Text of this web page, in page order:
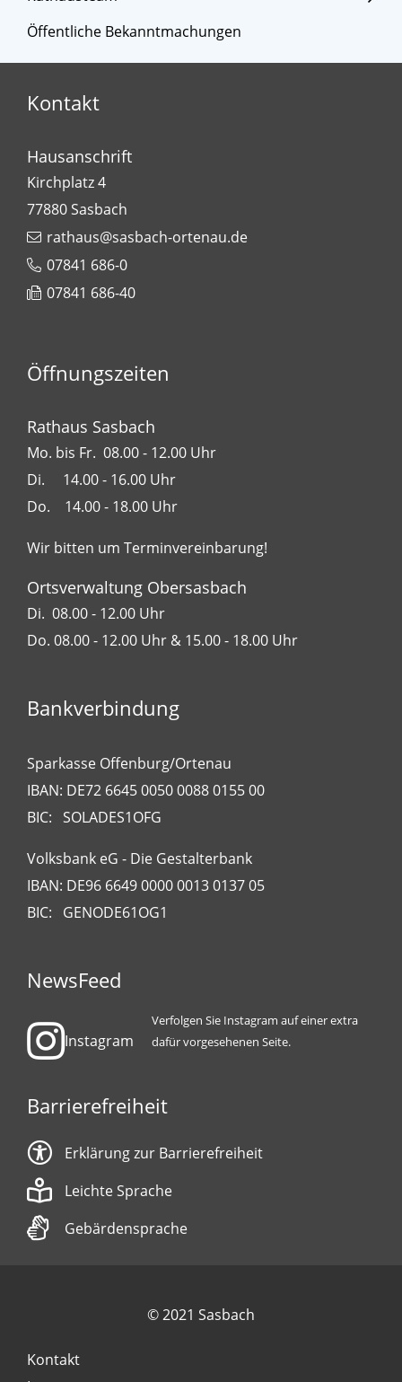
Öffentliche Bekanntmachungen
Kontakt
Hausanschrift
Kirchplatz 4
77880Sasbach
rathaus@sasbach-ortenau.de
07841 686-0
07841 686-40
Öffnungszeiten
Rathaus Sasbach
Mo. bis Fr. 08.00 - 12.00 Uhr
Di. 14.00 - 16.00 Uhr
Do. 14.00 - 18.00 Uhr
Wir bitten um Terminvereinbarung!
Ortsverwaltung Obersasbach
Di. 08.00 - 12.00 Uhr
Do. 08.00 - 12.00 Uhr & 15.00 - 18.00 Uhr
Bankverbindung
Sparkasse Offenburg/Ortenau
IBAN: DE72 6645 0050 0088 0155 00
BIC: SOLADES1OFG
Volksbank eG - Die Gestalterbank
IBAN: DE96 6649 0000 0013 0137 05
BIC: GENODE61OG1
NewsFeed
Instagram
Verfolgen Sie Instagram auf einer extra
dafür vorgesehenen Seite.
Barrierefreiheit
Erklärung zur Barrierefreiheit
Leichte Sprache
Gebärdensprache
© 2021 Sasbach
Kontakt